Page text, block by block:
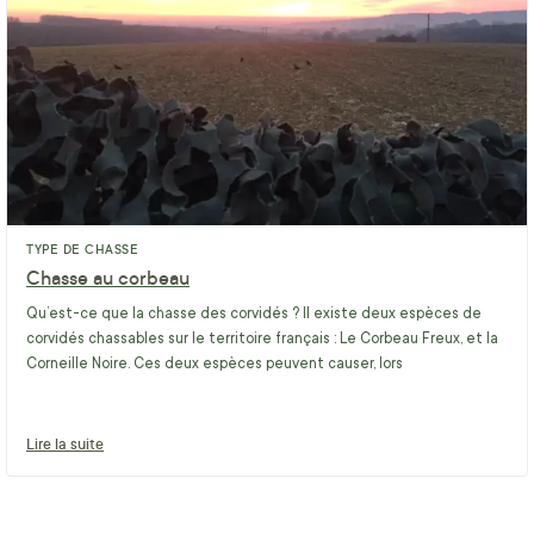
TYPE DE CHASSE
Chasse au corbeau
Qu’est-ce que la chasse des corvidés ? Il existe deux espèces de
corvidés chassables sur le territoire français : Le Corbeau Freux, et la
Corneille Noire. Ces deux espèces peuvent causer, lors
Lire la suite